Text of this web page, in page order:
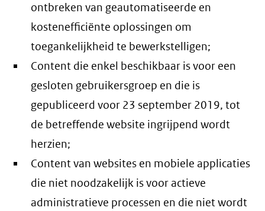
ontbreken van geautomatiseerde en
kostenefficiënte oplossingen om
toegankelijkheid te bewerkstelligen;
Content die enkel beschikbaar is voor een
gesloten gebruikersgroep en die is
gepubliceerd voor 23 september 2019, tot
de betreffende website ingrijpend wordt
herzien;
Content van websites en mobiele applicaties
die niet noodzakelijk is voor actieve
administratieve processen en die niet wordt